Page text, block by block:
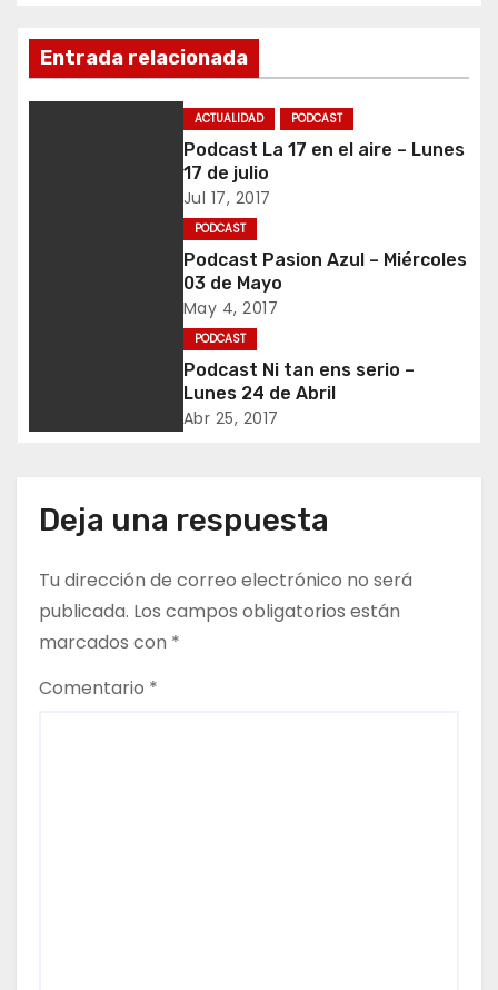
v
e
d
e
n
t
r
Entrada relacionada
ACTUALIDAD PODCAST
Podcast La 17 en el aire – Lunes
17 de julio
Jul 17, 2017
PODCAST
Podcast Pasion Azul – Miércoles
03 de Mayo
May 4, 2017
PODCAST
Podcast Ni tan ens serio –
Lunes 24 de Abril
Abr 25, 2017
Deja una respuesta
Tu dirección de correo electrónico no será
publicada. Los campos obligatorios están
marcados con *
Comentario *